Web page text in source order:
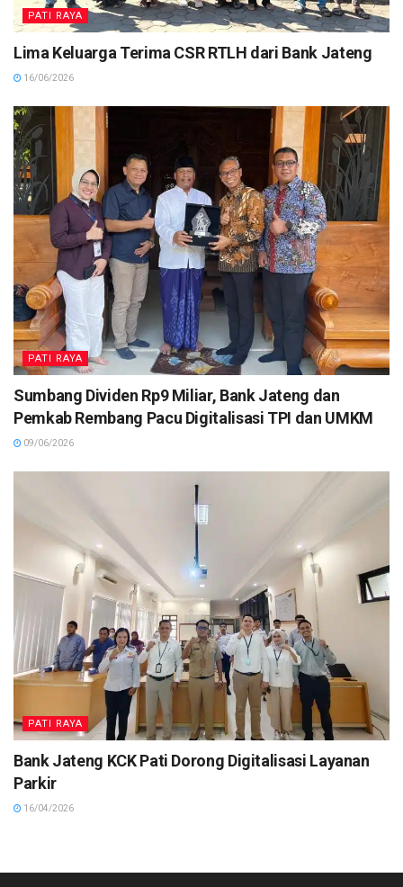
PATI RAYA
Lima Keluarga Terima CSR RTLH dari Bank Jateng
16/06/2026
PATI RAYA
Sumbang Dividen Rp9 Miliar, Bank Jateng dan
Pemkab Rembang Pacu Digitalisasi TPI dan UMKM
09/06/2026
PATI RAYA
Bank Jateng KCK Pati Dorong Digitalisasi Layanan
Parkir
16/04/2026